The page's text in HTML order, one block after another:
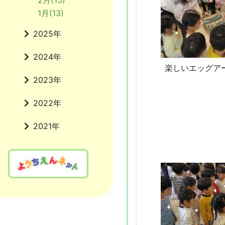
楽しいエッグア
1月(13)
2025年
2024年
2023年
2022年
2021年